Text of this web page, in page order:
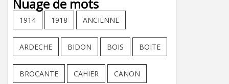
Nuage de mots
1914 1918 ANCIENNE
ARDECHE BIDON BOIS BOITE
BROCANTE CAHIER CANON